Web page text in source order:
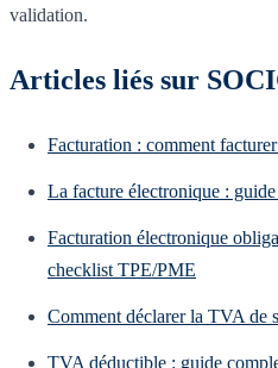
validation.
Articles liés sur
Facturation : comment
La facture électronique :
Facturation électronique
checklist TPE/PME
Comment déclarer la TVA de
TVA déductible : guide